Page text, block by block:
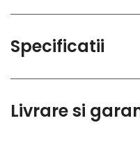
Specificatii
Livrare si